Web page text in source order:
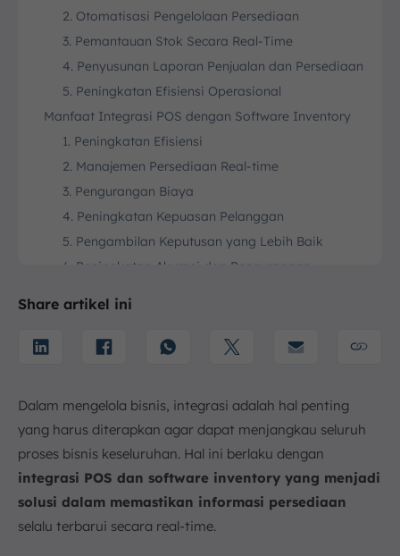
2. Otomatisasi Pengelolaan Persediaan
3. Pemantauan Stok Secara Real-Time
4. Penyusunan Laporan Penjualan dan Persediaan
5. Peningkatan Efisiensi Operasional
Manfaat Integrasi POS dengan Software Inventory
1. Peningkatan Efisiensi
2. Manajemen Persediaan Real-time
3. Pengurangan Biaya
4. Peningkatan Kepuasan Pelanggan
5. Pengambilan Keputusan yang Lebih Baik
6. Peningkatan Akurasi dan Pengurangan
7. Peningkatan Pengalaman Pelanggan
9. Pelaporan dan Analisis
Inventory
1. Kompatibilitas Sistem
2. Pengelolaan Data yang Besar
3. Biaya Implementasi dan Pemeliharaan
4. Pelatihan Karyawan
Teknologi untuk Integrasi Sistem POS dan Software
Share artikel ini
Dalam mengelola bisnis, integrasi adalah hal penting
yang harus diterapkan agar dapat menjangkau seluruh
proses bisnis keseluruhan. Hal ini berlaku dengan
integrasi POS dan software inventory yang menjadi
solusi dalam memastikan informasi persediaan
selalu terbarui secara real-time.